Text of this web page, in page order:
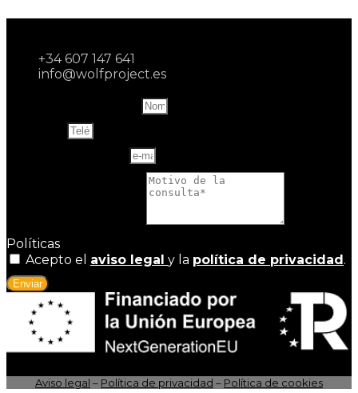
+34 607 147 641
info@wolfproject.es
Políticas
Acepto el aviso legal y la política de privacidad .
Enviar
Aviso legal – Política de privacidad – Política de cookies